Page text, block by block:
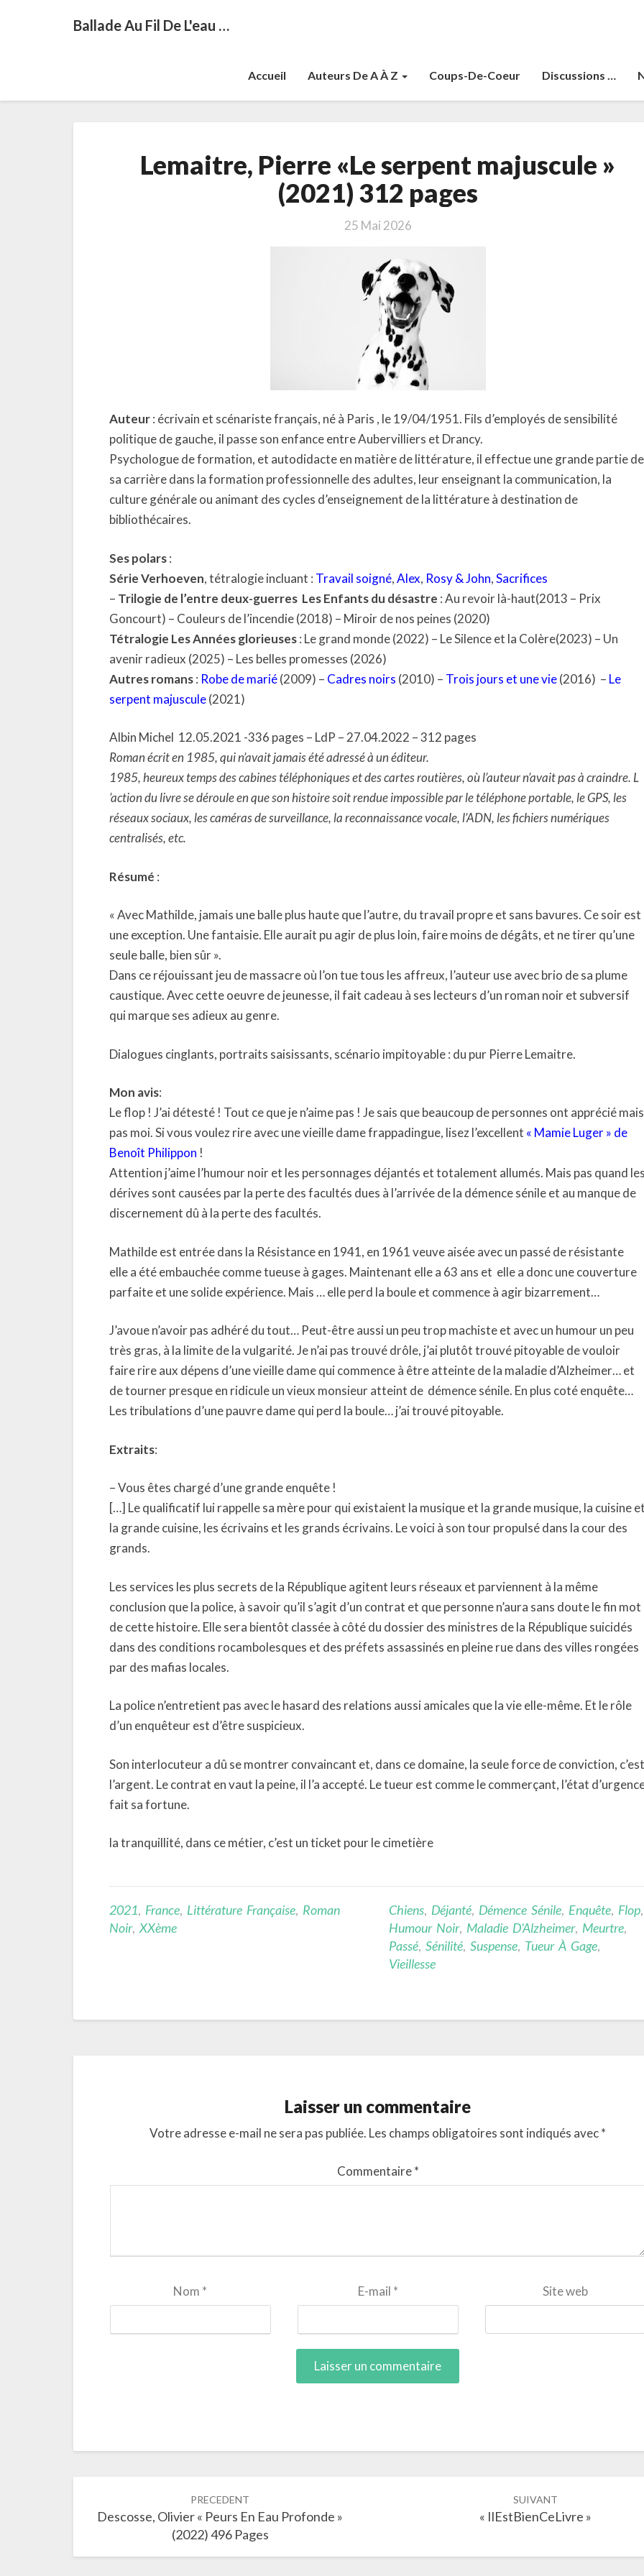
Ballade Au Fil De L'eau …
Accueil Auteurs De A À Z Coups-De-Coeur Discussions …
Pierre
«Le
serpent
»
312
pages
Lemaitre, Pierre «Le serpent majuscule »
(2021) 312 pages
25 Mai 2026
Auteur: écrivain et scénariste français, né à Paris , le 19/04/1951. Fils d’employés de sensibilité
politique de gauche, il passe son enfance entre Aubervilliers et Drancy.
Psychologue de formation, et autodidacte en matière de littérature, il effectue une grande partie de
sa carrière dans la formation professionnelle des adultes, leur enseignant la communication, la
culture générale ou animant des cycles d’enseignement de la littérature à destination de
bibliothécaires.
Ses polars:
Série Verhoeven, tétralogie incluant : Travail soigné,Alex, Rosy & John,Sacrifices
– Trilogie de l’entre deux-guerres Les Enfants du désastre : Au revoir là-haut(2013 – Prix
Goncourt) – Couleurs de l’incendie (2018) – Miroir de nos peines (2020)
Tétralogie Les Années glorieuses: Le grand monde (2022) – Le Silence et la Colère(2023) – Un
avenir radieux (2025) – Les belles promesses (2026)
Autres romans: Robe de marié(2009) – Cadres noirs (2010) – Trois jours et une vie(2016) – Le
serpent majuscule(2021)
Albin Michel 12.05.2021 -336 pages – LdP – 27.04.2022 – 312 pages
Roman écrit en 1985, qui n’avait jamais été adressé à un éditeur.
1985, heureux temps des cabines téléphoniques et des cartes routières, où l’auteur n’avait pas à craindre. L
’action du livre se déroule en que son histoire soit rendue impossible par le téléphone portable, le GPS, les
réseaux sociaux, les caméras de surveillance, la reconnaissance vocale, l’ADN, les fichiers numériques
centralisés, etc.
Résumé :
« Avec Mathilde, jamais une balle plus haute que l’autre, du travail propre et sans bavures. Ce soir est
une exception. Une fantaisie. Elle aurait pu agir de plus loin, faire moins de dégâts, et ne tirer qu’une
seule balle, bien sûr ».
Dans ce réjouissant jeu de massacre où l’on tue tous les affreux, l’auteur use avec brio de sa plume
caustique. Avec cette oeuvre de jeunesse, il fait cadeau à ses lecteurs d’un roman noir et subversif
qui marque ses adieux au genre.
Dialogues cinglants, portraits saisissants, scénario impitoyable : du pur Pierre Lemaitre.
Mon avis:
Le flop ! J’ai détesté ! Tout ce que je n’aime pas ! Je sais que beaucoup de personnes ont apprécié mais
pas moi. Si vous voulez rire avec une vieille dame frappadingue, lisez l’excellent « Mamie Luger » de
Benoît Philippon !
Attention j’aime l’humour noir et les personnages déjantés et totalement allumés. Mais pas quand
dérives sont causées par la perte des facultés dues à l’arrivée de la démence sénile et au manque de
discernement dû à la perte des facultés.
Mathilde est entrée dans la Résistance en 1941, en 1961 veuve aisée avec un passé de résistante
elle a été embauchée comme tueuse à gages. Maintenant elle a 63 ans et elle a donc une couverture
parfaite et une solide expérience. Mais … elle perd la boule et commence à agir bizarrement…
J’avoue n’avoir pas adhéré du tout… Peut-être aussi un peu trop machiste et avec un humour un peu
très gras, à la limite de la vulgarité. Je n’ai pas trouvé drôle, j’ai plutôt trouvé pitoyable de vouloir
faire rire aux dépens d’une vieille dame qui commence à être atteinte de la maladie d’Alzheimer… et
de tourner presque en ridicule un vieux monsieur atteint de démence sénile. En plus coté enquête…
Les tribulations d’une pauvre dame qui perd la boule… j’ai trouvé pitoyable.
Extraits:
– Vous êtes chargé d’une grande enquête !
[…] Le qualificatif lui rappelle sa mère pour qui existaient la musique et la grande musique, la cuisine
la grande cuisine, les écrivains et les grands écrivains. Le voici à son tour propulsé dans la cour des
grands.
Les services les plus secrets de la République agitent leurs réseaux et parviennent à la même
conclusion que la police, à savoir qu’il s’agit d’un contrat et que personne n’aura sans doute le fin mot
de cette histoire. Elle sera bientôt classée à côté du dossier des ministres de la République suicidés
dans des conditions rocambolesques et des préfets assassinés en pleine rue dans des villes rongées
par des mafias locales.
La police n’entretient pas avec le hasard des relations aussi amicales que la vie elle-même. Et le rôle
d’un enquêteur est d’être suspicieux.
Son interlocuteur a dû se montrer convaincant et, dans ce domaine, la seule force de conviction, c’est
l’argent. Le contrat en vaut la peine, il l’a accepté. Le tueur est comme le commerçant, l’état
fait sa fortune.
la tranquillité, dans ce métier, c’est un ticket pour le cimetière
2021, France, Littérature Française, Roman
Noir, XXème
Chiens, Déjanté, Démence Sénile, Enquête, Flop,
Humour Noir, Maladie D'Alzheimer, Meurtre,
Passé, Sénilité, Suspense, Tueur À Gage,
Vieillesse
Laisser un commentaire
Votre adresse e-mail ne sera pas publiée. Les champs obligatoires sont indiqués avec*
Commentaire*
Nom * E-mail * Site web
dans
articles
PRECEDENT
Descosse, Olivier « Peurs En Eau Profonde »
(2022) 496 Pages
SUIVANT
« IlEstBienCeLivre »